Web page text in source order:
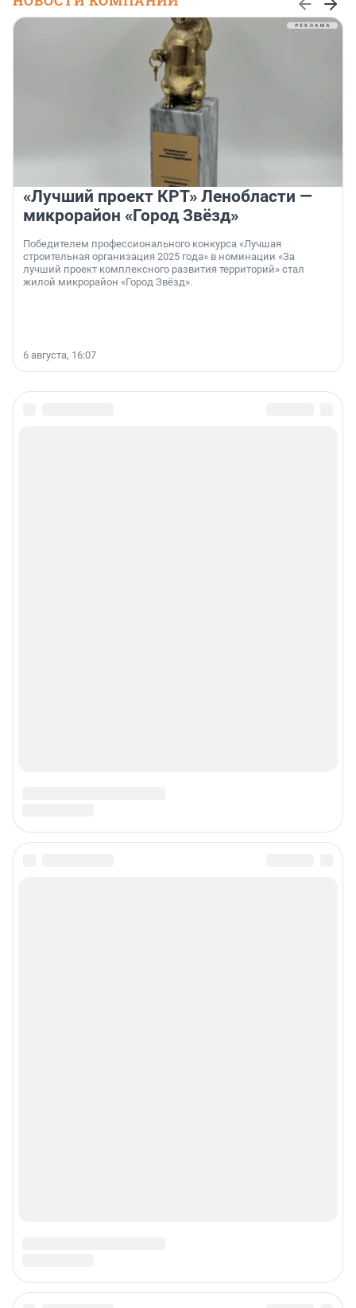
«Лучший проект КРТ» Ленобласти —
микрорайон «Город Звёзд»
Победителем профессионального конкурса «Лучшая
строительная организация 2025 года» в номинации «За
лучший проект комплексного развития территорий» стал
жилой микрорайон «Город Звёзд».
6 августа, 16:07